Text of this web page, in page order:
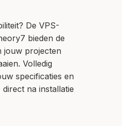
De VPS-
bieden de
jouw projecten
Volledig
specificaties en
na installatie